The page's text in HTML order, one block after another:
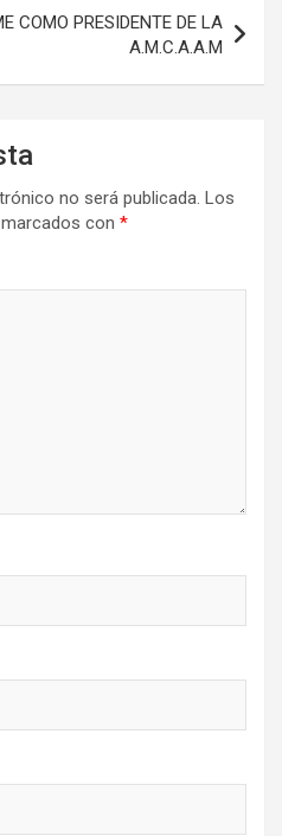
COMO PRESIDENTE DE LA
A.M.C.A.A.M
no será publicada. Los
con *